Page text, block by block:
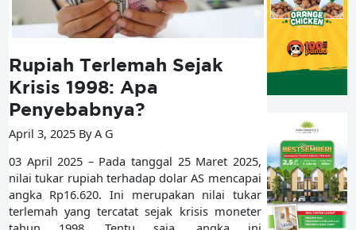
Rupiah Terlemah Sejak
Krisis 1998: Apa
Penyebabnya?
April 3, 2025 By A G
03 April 2025 – Pada tanggal 25 Maret 2025,
nilai tukar rupiah terhadap dolar AS mencapai
angka Rp16.620. Ini merupakan nilai tukar
terlemah yang tercatat sejak krisis moneter